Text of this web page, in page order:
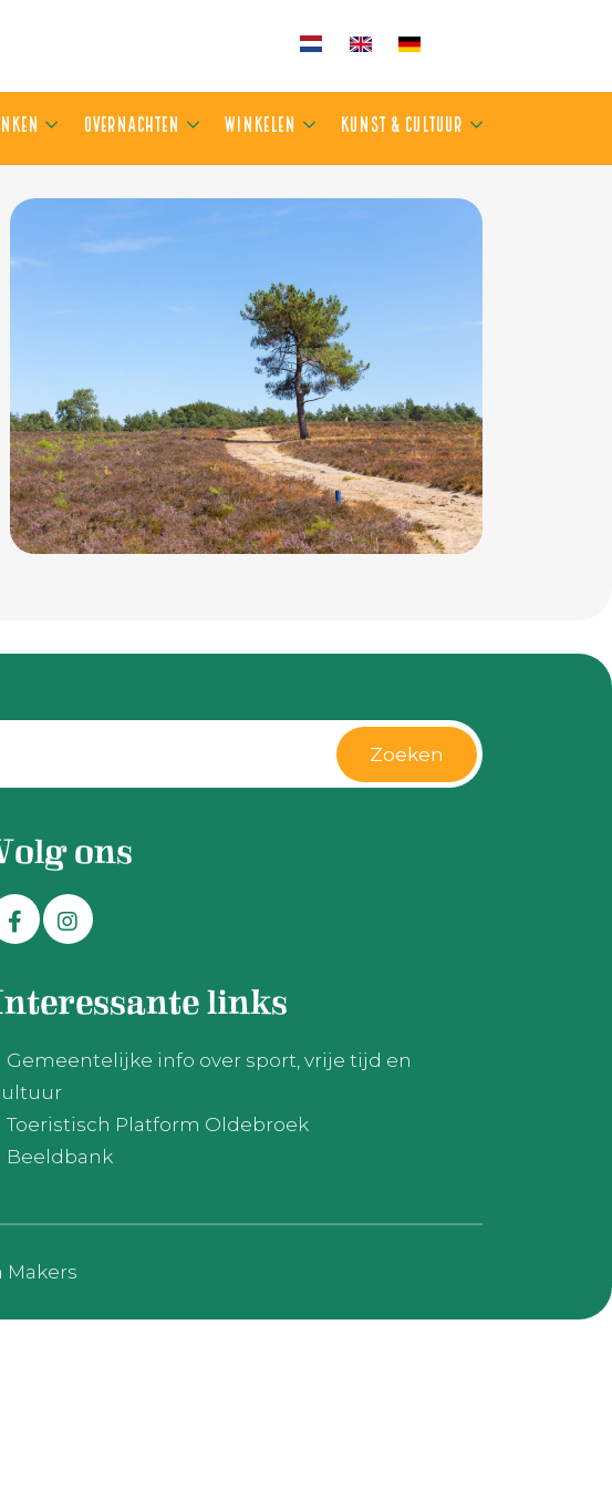
Zoeken
ons
links
Gemeentelijke info over sport, vrije tijd en
Toeristisch Platform Oldebroek
Beeldbank
Makers